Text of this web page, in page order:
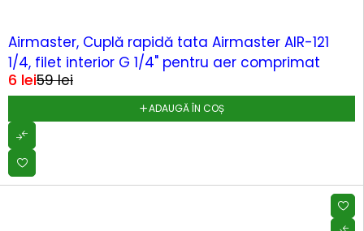
Airmaster, Cuplă rapidă tata Airmaster AIR-121
1/4, filet interior G 1/4" pentru aer comprimat
59lei
6 lei
ADAUGĂ ÎN COȘ